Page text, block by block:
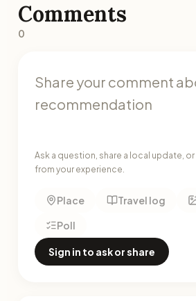
Comments
0
Ask a question, share a local update,
from your experience.
Place Travel log
Poll
Sign in to ask or share